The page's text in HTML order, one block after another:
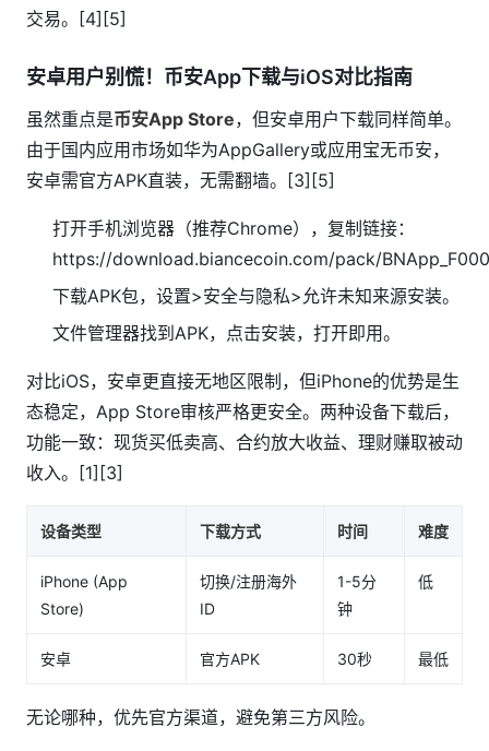
交易。[4][5]
安卓用户别慌！币安App下载与iOS对比指南
虽然重点是币安App Store，但安卓用户下载同样简单。
由于国内应用市场如华为AppGallery或应用宝无币安，
安卓需官方APK直装，无需翻墙。[3][5]
打开手机浏览器（推荐Chrome），复制链接：
https://download.biancecoin.com/pack/
下载APK包，设置>安全与隐私>允许未知来源安装。
文件管理器找到APK，点击安装，打开即用。
对比iOS，安卓更直接无地区限制，但iPhone的优势是生
态稳定，App Store审核严格更安全。两种设备下载后，
功能一致：现货买低卖高、合约放大收益、理财赚取被动
收入。[1][3]
设备类型 下载方式 时间 难度
iPhone (App
Store)
切换/注册海外
ID
1-5分
钟
低
安卓 官方APK 30秒 最低
无论哪种，优先官方渠道，避免第三方风险。